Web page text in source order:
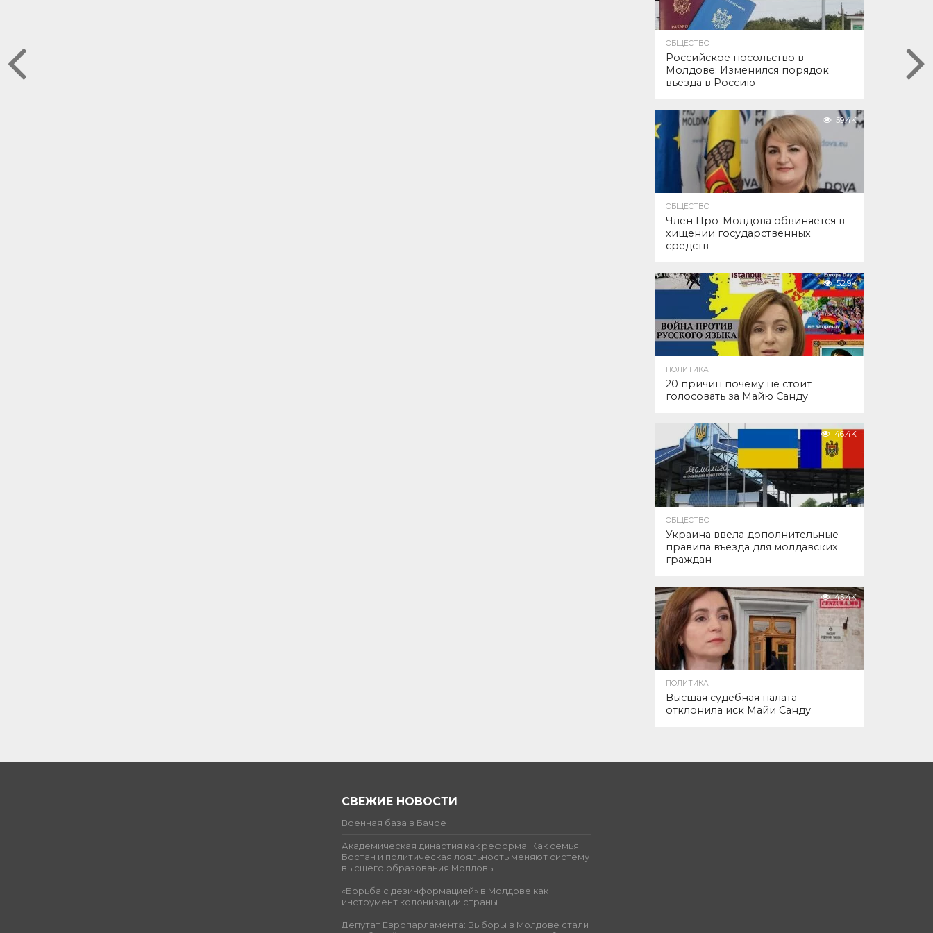
ОБЩЕСТВО
Российское посольство в
Молдове: Изменился порядок
въезда в Россию
59.4K
ОБЩЕСТВО
Член Про-Молдова обвиняется в
хищении государственных
средств
52.9K
ПОЛИТИКА
20 причин почему не стоит
голосовать за Майю Санду
46.4K
ОБЩЕСТВО
Украина ввела дополнительные
правила въезда для молдавских
граждан
45.4K
ПОЛИТИКА
Высшая судебная палата
отклонила иск Майи Санду
СВЕЖИЕ НОВОСТИ
Военная база в Бачое
Академическая династия как реформа. Как семья
Бостан и политическая лояльность меняют систему
высшего образования Молдовы
«Борьба с дезинформацией» в Молдове как
инструмент колонизации страны
Депутат Европарламента: Выборы в Молдове стали